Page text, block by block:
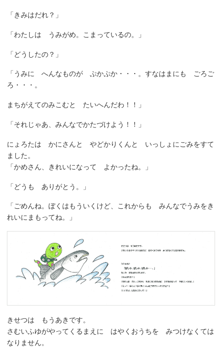
「きみはだれ？」
「わたしは うみがめ。こまっているの。」
「どうしたの？」
「うみに へんなものが ぷかぷか・・・。すなはまにも ごろご
ろ・・・。
まちがえてのみこむと たいへんだわ！！」
「それじゃあ、みんなでかたづけよう！！」
にょろたは かにさんと やどかりくんと いっしょにごみをすて
ました。
「かめさん、きれいになって よかったね。」
「どうも ありがとう。」
「ごめんね。ぼくはもういくけど、これからも みんなでうみをき
れいにまもってね。」
きせつは もうあきです。
さむいふゆがやってくるまえに はやくおうちを みつけなくては
なりません。